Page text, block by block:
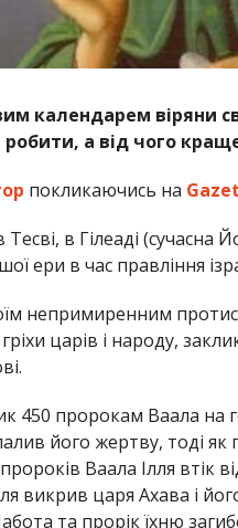
календарем віряни
а від чого
покликаючись на
в Гілеаді (сучасна
ери в час правління
непримиренним
царів і народу,
450 пророкам Ваала на
його жертву, тоді
Ваала Ілля втік
викрив царя Ахава і
та прорік їхню